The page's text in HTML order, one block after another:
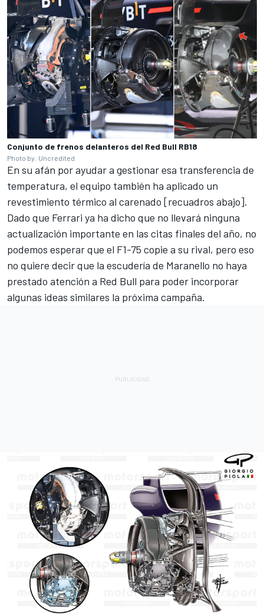
Conjunto de frenos delanteros del Red Bull RB18
Photo by: Uncredited
En su afán por ayudar a gestionar esa transferencia de
temperatura, el equipo también ha aplicado un
revestimiento térmico al carenado [recuadros abajo].
Dado que Ferrari ya ha dicho que no llevará ninguna
actualización importante en las citas finales del año, no
podemos esperar que el F1-75 copie a su rival, pero eso
no quiere decir que la escudería de Maranello no haya
prestado atención a Red Bull para poder incorporar
algunas ideas similares la próxima campaña.